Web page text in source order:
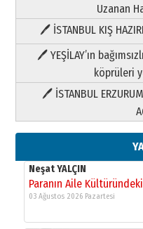
Uzanan
🖊 İSTANBUL KIŞ
🖊 YEŞİLAY’ın
köprüleri
🖊 İSTANBUL
Yıldırım
HAVVA’NIN
09 Temmuz 2026
Yusuf POLAT
11 Mayıs 2026
Neşat YALÇIN
Paranın Aile
03 Ağustos 2026 Pazartesi